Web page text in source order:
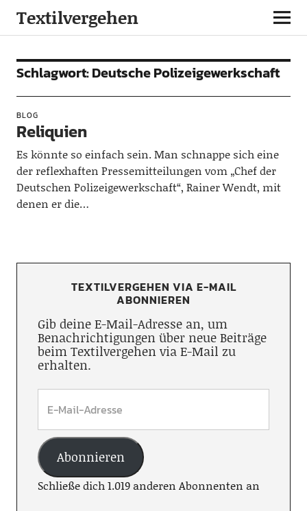
Textilvergehen
Schlagwort:Deutsche Polizeigewerkschaft
BLOG
Reliquien
Es könnte so einfach sein. Man schnappe sich eine
der reflexhaften Pressemitteilungen vom „Chef der
Deutschen Polizeigewerkschaft“, Rainer Wendt, mit
denen er die…
TEXTILVERGEHEN VIA E-MAIL
ABONNIEREN
Gib deine E-Mail-Adresse an, um
Benachrichtigungen über neue Beiträge
beim Textilvergehen via E-Mail zu
erhalten.
Abonnieren
Schließe dich 1.019 anderen Abonnenten an